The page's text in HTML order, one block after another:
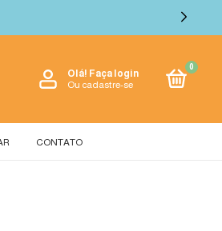
Olá! Faça login
Ou cadastre-se
0
CONTATO